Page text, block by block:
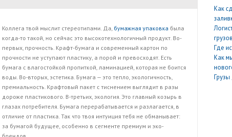
Коллега твой мыслит стереотипами. Да, бумажная упаковка была
когда-то такой, но сейчас это высокотехнологичный продукт. Во-
первых, прочность. Крафт-бумага и современный картон по
прочности не уступают пластику, а порой и превосходят. Есть
бумага с влагостойкой пропиткой, ламинацией, которая не боится
воды. Во-вторых, эстетика. Бумага — это тепло, экологичность,
премиальность. Крафтовый пакет с тиснением выглядит в разы
дороже пластикового. В-третьих, экология. Это главный козырь в
глазах потребителя. Бумага перерабатывается и разлагается, в
отличие от пластика. Так что твоя интуиция тебя не обманывает:
за бумагой будущее, особенно в сегменте премиум и эко-
Как
грузов
Где
Как